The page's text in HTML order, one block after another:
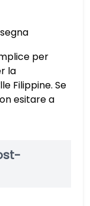
per
la
Filippine. Se
esitare a